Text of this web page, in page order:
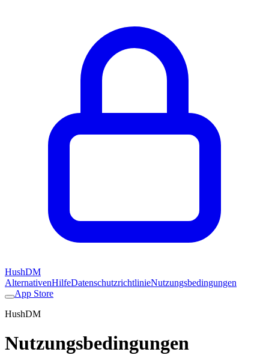
HushDM
AlternativenHilfeDatenschutzrichtlinieNutzungsbedingungen
App Store
HushDM
Nutzungsbedingungen